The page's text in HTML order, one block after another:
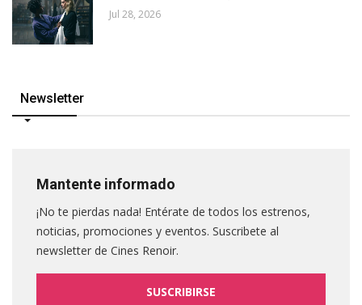
Jul 28, 2026
Newsletter
Mantente informado
¡No te pierdas nada! Entérate de todos los estrenos,
noticias, promociones y eventos. Suscribete al
newsletter de Cines Renoir.
SUSCRIBIRSE